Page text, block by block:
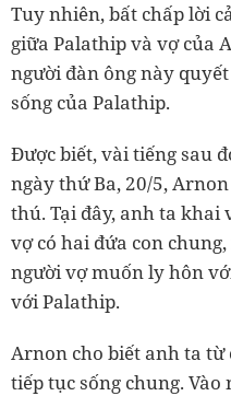
Tuy nhiên, bất chấp lời
giữa Palathip và vợ của
người đàn ông này
sống của Palathip.
Được biết, vài tiếng sau
ngày thứ Ba, 20/5,
thú. Tại đây, anh ta khai
vợ có hai đứa con
người vợ muốn ly hôn
với Palathip.
Arnon cho biết anh ta
tiếp tục sống chung.